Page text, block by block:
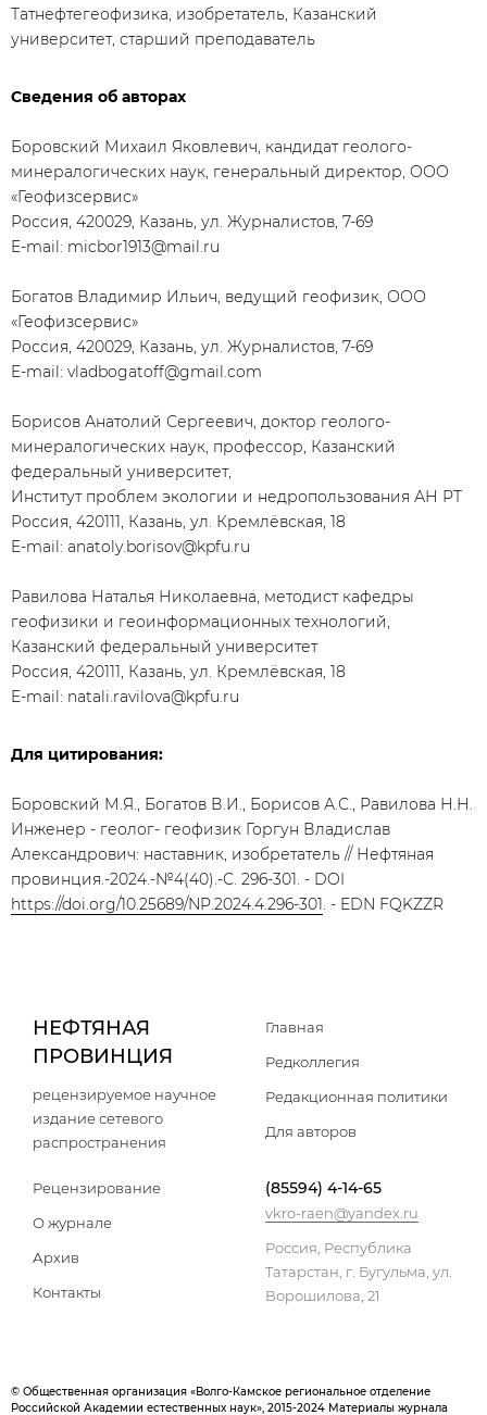
Татнефтегеофизика, изобретатель, Казанский
университет, старший преподаватель
Сведения об авторах
Боровский Михаил Яковлевич, кандидат геолого-
минералогических наук, генеральный директор, ООО
«Геофизсервис»
Россия, 420029, Казань, ул. Журналистов, 7-69
E-mail: micbor1913@mail.ru
Богатов Владимир Ильич, ведущий геофизик, ООО
«Геофизсервис»
Россия, 420029, Казань, ул. Журналистов, 7-69
E-mail: vladbogatoff@gmail.com
Борисов Анатолий Сергеевич, доктор геолого-
минералогических наук, профессор, Казанский
федеральный университет,
Институт проблем экологии и недропользования АН РТ
Россия, 420111, Казань, ул. Кремлёвская, 18
E-mail: anatoly.borisov@kpfu.ru
Равилова Наталья Николаевна, методист кафедры
геофизики и геоинформационных технологий,
Казанский федеральный университет
Россия, 420111, Казань, ул. Кремлёвская, 18
E-mail: natali.ravilova@kpfu.ru
Для цитирования:
Боровский М.Я., Богатов В.И., Борисов А.С., Равилова Н.Н.
Инженер - геолог- геофизик Горгун Владислав
Александрович: наставник, изобретатель // Нефтяная
провинция.-2024.-№4(40).-С. 296-301. - DOI
https://doi.org/10.25689/NP.2024.4.296-301. - EDN FQKZZR
НЕФТЯНАЯ
ПРОВИНЦИЯ
рецензируемое научное
издание сетевого
распространения
Главная
Редколлегия
Редакционная политики
Для авторов
Рецензирование
О журнале
Архив
Контакты
(85594) 4-14-65
vkro-raen@yandex.ru
Россия, Республика
Татарстан, г. Бугульма, ул.
Ворошилова, 21
© Общественная организация «Волго-Камское региональное отделение
Российской Академии естественных наук», 2015-2024 Материалы журнала